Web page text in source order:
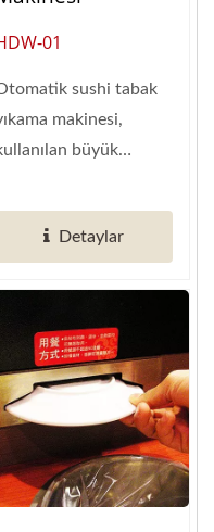
01
sushi tabak
makinesi,
büyük
en verimli...
Detaylar